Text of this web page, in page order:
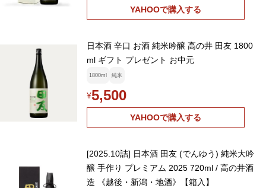
YAHOOで購入する
日本酒 辛口 お酒 純米吟醸 高の井 田友 1800
ml ギフト プレゼント お中元
1800ml 純米
¥5,500
YAHOOで購入する
[2025.10詰] 日本酒 田友 (でんゆう) 純米大吟
醸 手作り プレミアム 2025 720ml / 高の井酒
造 《越後・新潟・地酒》【箱入】